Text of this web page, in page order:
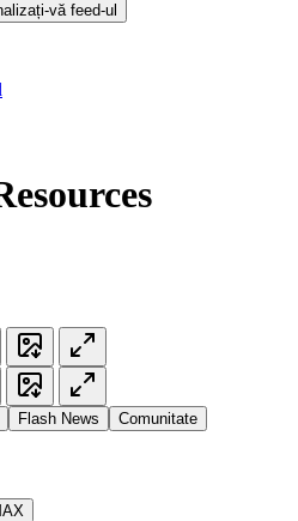
vă feed-ul
Flash News Comunitate